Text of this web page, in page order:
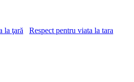
Respect pentru viata la tara